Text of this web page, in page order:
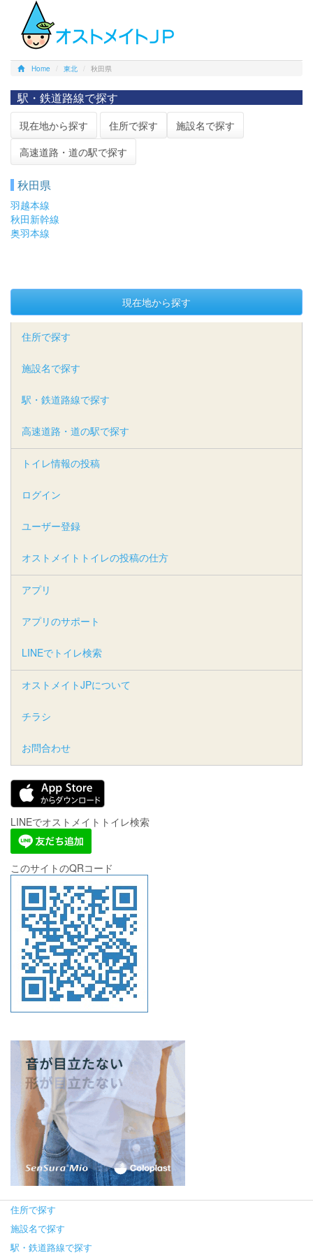
Home 東北 秋田県
駅・鉄道路線で探す
現在地から探す 住所で探す
施設名で探す
高速道路・道の駅で探す
秋田県
羽越本線
秋田新幹線
奥羽本線
現在地から探す
住所で探す
施設名で探す
駅・鉄道路線で探す
高速道路・道の駅で探す
トイレ情報の投稿
ログイン
ユーザー登録
オストメイトトイレの投稿の仕方
アプリ
アプリのサポート
LINEでトイレ検索
オストメイトJPについて
チラシ
お問合わせ
LINEでオストメイトトイレ検索
このサイトのQRコード
住所で探す
施設名で探す
駅・鉄道路線で探す